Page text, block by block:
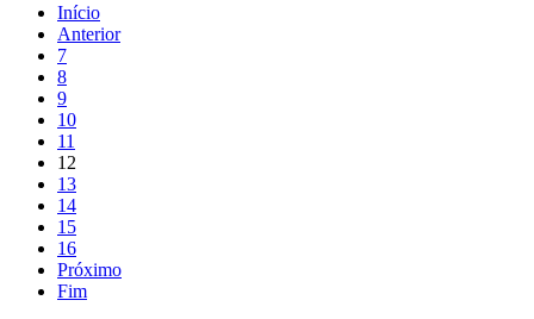
Início
Anterior
7
8
9
10
11
12
13
14
15
16
Próximo
Fim